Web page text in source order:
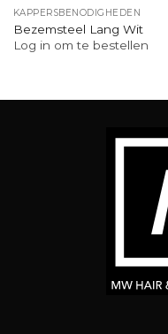
KAPPERSBENODIGHEDEN
Bezemsteel Lang Wit
Log in om te bestellen